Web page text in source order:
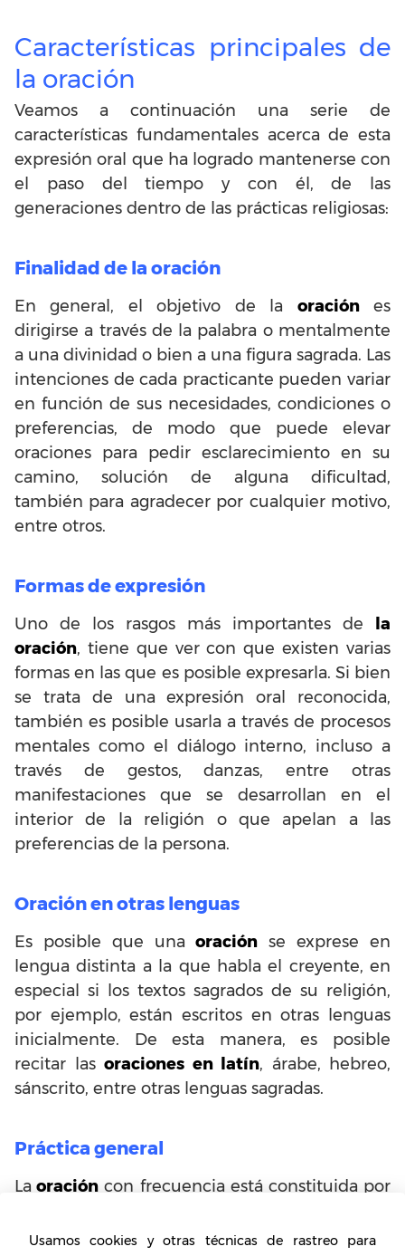
Características principales de
la oración
Veamos a continuación una serie de
características fundamentales acerca de esta
expresión oral que ha logrado mantenerse con
el paso del tiempo y con él, de las
generaciones dentro de las prácticas religiosas:
Finalidad de la oración
En general, el objetivo de la oraciónes
dirigirse a través de la palabra o mentalmente
a una divinidad o bien a una figura sagrada. Las
intenciones de cada practicante pueden variar
en función de sus necesidades, condiciones o
preferencias, de modo que puede elevar
oraciones para pedir esclarecimiento en su
camino, solución de alguna dificultad,
también para agradecer por cualquier motivo,
entre otros.
Formas de expresión
Uno de los rasgos más importantes de
la
oración, tiene que ver con que existen varias
formas en las que es posible expresarla. Si bien
se trata de una expresión oral reconocida,
también es posible usarla a través de procesos
mentales como el diálogo interno, incluso a
través de gestos, danzas, entre otras
manifestaciones que se desarrollan en el
interior de la religión o que apelan a las
preferencias de la persona.
Oración en otras lenguas
Es posible que unaoración se exprese en
lengua distinta a la que habla el creyente, en
especial si los textos sagrados de su religión,
por ejemplo, están escritos en otras lenguas
inicialmente. De esta manera, es posible
recitar las oraciones en latín, árabe, hebreo,
sánscrito, entre otras lenguas sagradas.
Práctica general
La oración con frecuencia está constituida por
postura física en concreto para iniciar su
Usamos cookies y otras técnicas de rastreo para